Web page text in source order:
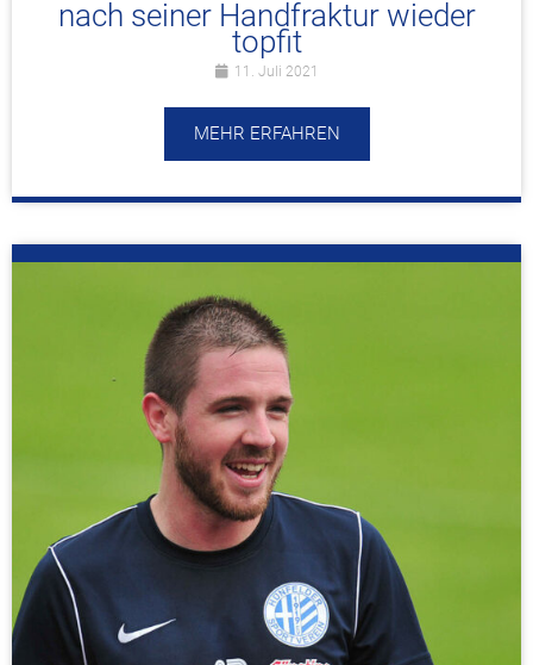
nach seiner Handfraktur wieder
topfit
11. Juli 2021
MEHR ERFAHREN